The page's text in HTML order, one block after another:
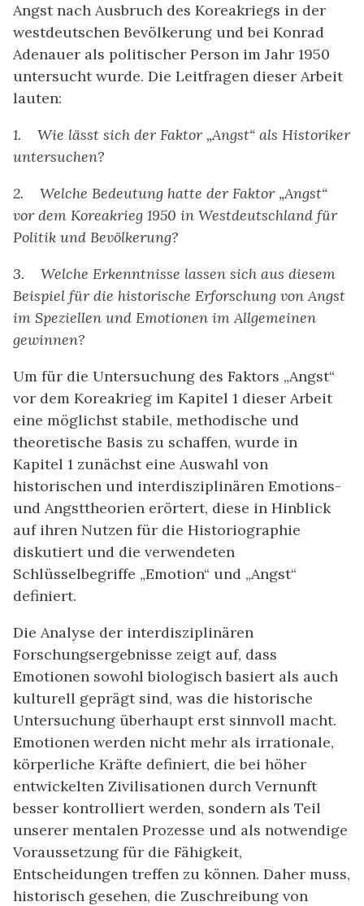
Angst nach Ausbruch des Koreakriegs in der
westdeutschen Bevölkerung und bei Konrad
Adenauer als politischer Person im Jahr 1950
untersucht wurde. Die Leitfragen dieser Arbeit
lauten:
1. Wie lässt sich der Faktor „Angst“ als Historiker
untersuchen?
2. Welche Bedeutung hatte der Faktor „Angst“
vor dem Koreakrieg 1950 in Westdeutschland für
Politik und Bevölkerung?
3. Welche Erkenntnisse lassen sich aus diesem
Beispiel für die historische Erforschung von Angst
im Speziellen und Emotionen im Allgemeinen
gewinnen?
Um für die Untersuchung des Faktors „Angst“
vor dem Koreakrieg im Kapitel 1 dieser Arbeit
eine möglichst stabile, methodische und
theoretische Basis zu schaffen, wurde in
Kapitel 1 zunächst eine Auswahl von
historischen und interdisziplinären Emotions-
und Angsttheorien erörtert, diese in Hinblick
auf ihren Nutzen für die Historiographie
diskutiert und die verwendeten
Schlüsselbegriffe „Emotion“ und „Angst“
definiert.
Die Analyse der interdisziplinären
Forschungsergebnisse zeigt auf, dass
Emotionen sowohl biologisch basiert als auch
kulturell geprägt sind, was die historische
Untersuchung überhaupt erst sinnvoll macht.
Emotionen werden nicht mehr als irrationale,
körperliche Kräfte definiert, die bei höher
entwickelten Zivilisationen durch Vernunft
besser kontrolliert werden, sondern als Teil
unserer mentalen Prozesse und als notwendige
Voraussetzung für die Fähigkeit,
Entscheidungen treffen zu können. Daher muss,
historisch gesehen, die Zuschreibung von